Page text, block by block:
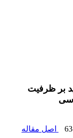
بر ظرفیت
اصل مقاله